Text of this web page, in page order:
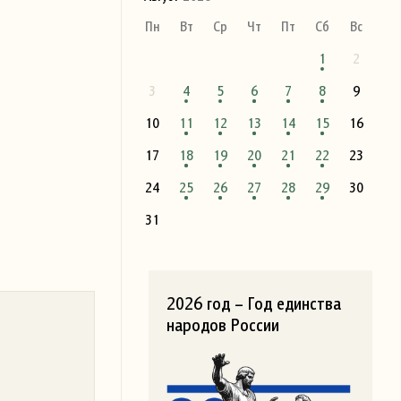
Пн
Вт Ср Чт Пт Сб
Вс
1
2
3
4 5 6 7 8
9
10
11 12 13 14 15
16
17
18 19 20 21 22
23
24
25 26 27 28 29
30
31
2026 год – Год единства
народов России